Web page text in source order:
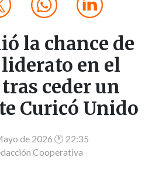
la chance de
en el
ceder un
Curicó Unido
de 2026 🕐 22:35
Cooperativa